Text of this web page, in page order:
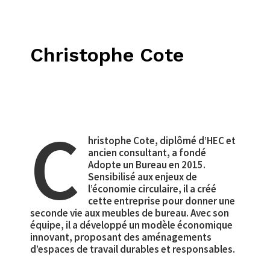
Christophe Cote
C
hristophe Cote, diplômé d’HEC et
ancien consultant, a fondé
Adopte un Bureau en 2015.
Sensibilisé aux enjeux de
l’économie circulaire, il a créé
cette entreprise pour donner une
seconde vie aux meubles de bureau. Avec son
équipe, il a développé un modèle économique
innovant, proposant des aménagements
d’espaces de travail durables et responsables.